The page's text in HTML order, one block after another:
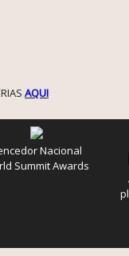
AQUI
Nacional
Summit Awards